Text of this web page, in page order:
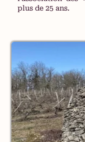
plus de 25 ans.